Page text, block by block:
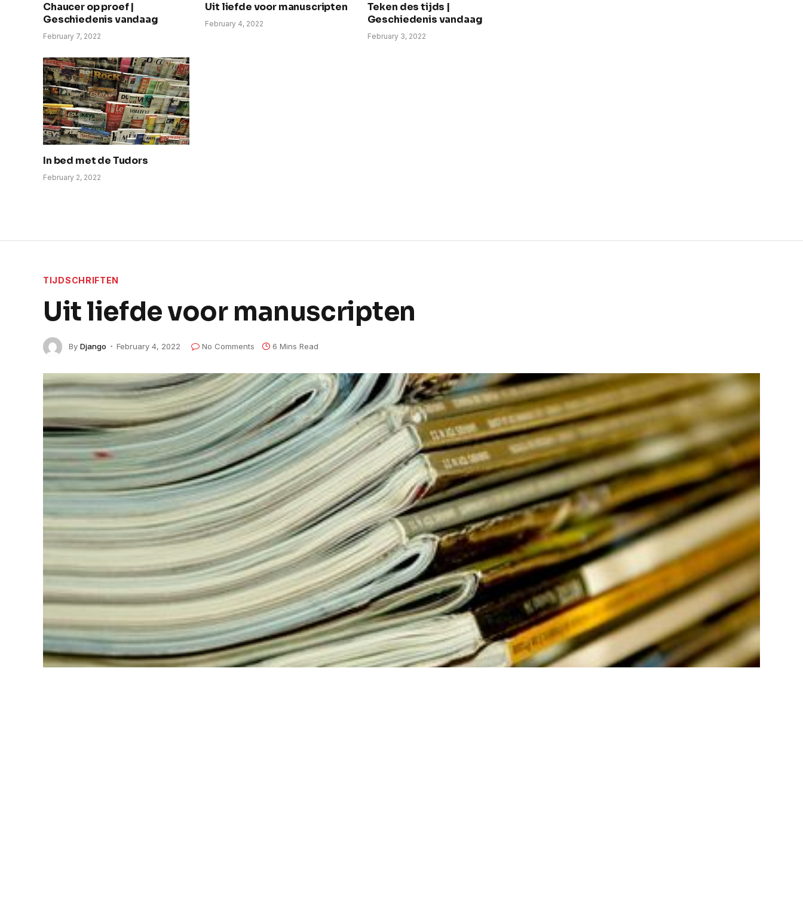
Chaucer op proef |
Geschiedenis vandaag
February 7, 2022
Uit liefde voor manuscripten
February 4, 2022
Teken des tijds |
Geschiedenis vandaag
February 3, 2022
In bed met de Tudors
February 2, 2022
TIJDSCHRIFTEN
Uit liefde voor manuscripten
By Django February 4, 2022 No Comments 6 Mins Read